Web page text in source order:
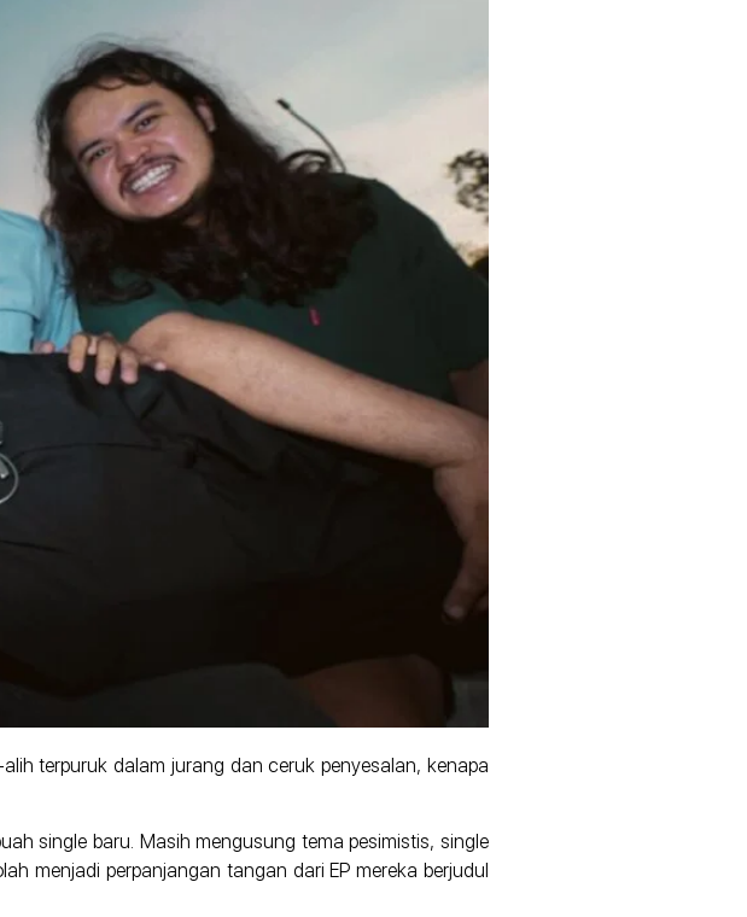
terpuruk dalam jurang dan ceruk penyesalan, kenapa
single baru. Masih mengusung tema pesimistis, single
menjadi perpanjangan tangan dari EP mereka berjudul